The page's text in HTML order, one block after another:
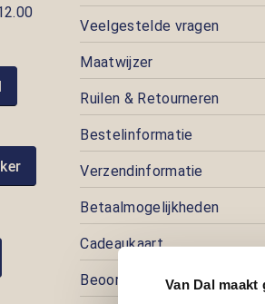
Van Dal
Veelgestelde vragen
Maatwijzer
Ruilen & Retourneren
Bestelinformatie
Verzendinformatie
Betaalmogelijkheden
Cadeaukaart
Beoordelingen